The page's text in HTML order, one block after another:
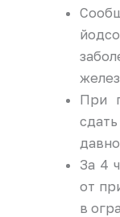
При
За 4
от
в